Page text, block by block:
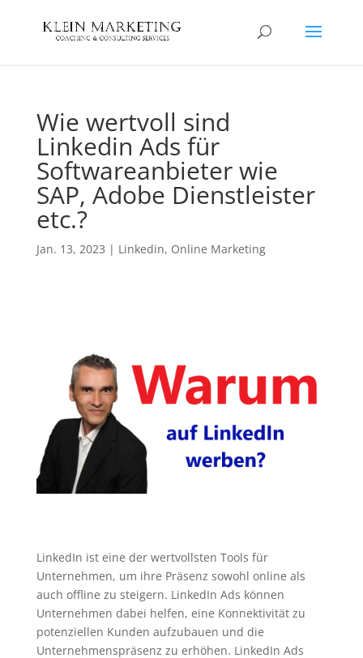
Wie wertvoll sind
Linkedin Ads für
Softwareanbieter wie
SAP, Adobe Dienstleister
etc.?
Jan. 13, 2023 | Linkedin, Online Marketing
LinkedIn ist eine der wertvollsten Tools für
Unternehmen, um ihre Präsenz sowohl online als
auch offline zu steigern. LinkedIn Ads können
Unternehmen dabei helfen, eine Konnektivität zu
potenziellen Kunden aufzubauen und die
Unternehmenspräsenz zu erhöhen. LinkedIn Ads